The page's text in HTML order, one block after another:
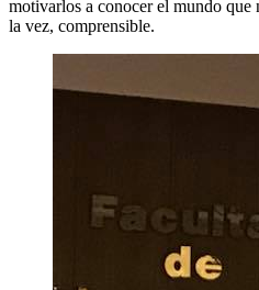
motivarlos a conocer el mundo que
la vez, comprensible.